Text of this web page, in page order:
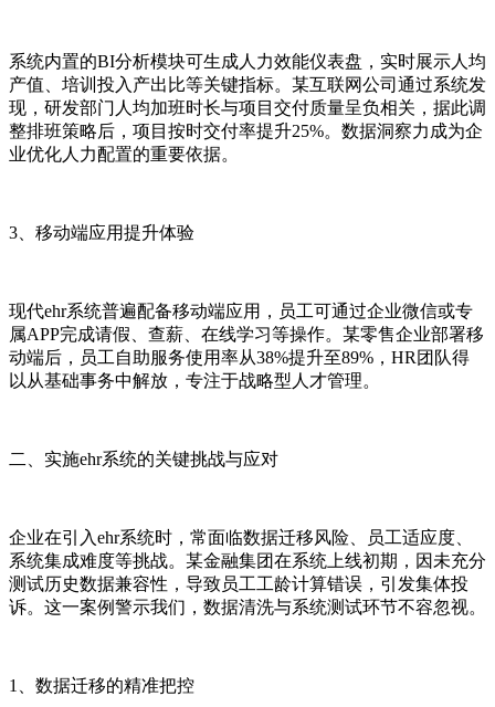
系统内置的BI分析模块可生成人力效能仪表盘，实时展示人均
产值、培训投入产出比等关键指标。某互联网公司通过系统发
现，研发部门人均加班时长与项目交付质量呈负相关，据此调
整排班策略后，项目按时交付率提升25%。数据洞察力成为企
业优化人力配置的重要依据。
3、移动端应用提升体验
现代ehr系统普遍配备移动端应用，员工可通过企业微信或专
属APP完成请假、查薪、在线学习等操作。某零售企业部署移
动端后，员工自助服务使用率从38%提升至89%，HR团队得
以从基础事务中解放，专注于战略型人才管理。
二、实施ehr系统的关键挑战与应对
企业在引入ehr系统时，常面临数据迁移风险、员工适应度、
系统集成难度等挑战。某金融集团在系统上线初期，因未充分
测试历史数据兼容性，导致员工工龄计算错误，引发集体投
诉。这一案例警示我们，数据清洗与系统测试环节不容忽视。
1、数据迁移的精准把控